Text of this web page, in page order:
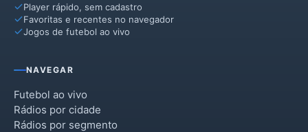
Pejuçara
São Valério do Sul
Player rápido, sem cadastro
Favoritas e recentes no navegador
Jogos de futebol ao vivo
NAVEGAR
Futebol ao vivo
Rádios por cidade
Rádios por segmento